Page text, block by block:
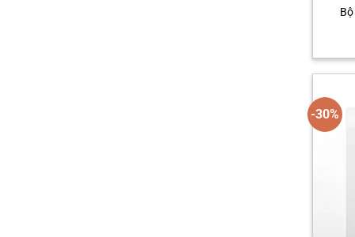
-30%